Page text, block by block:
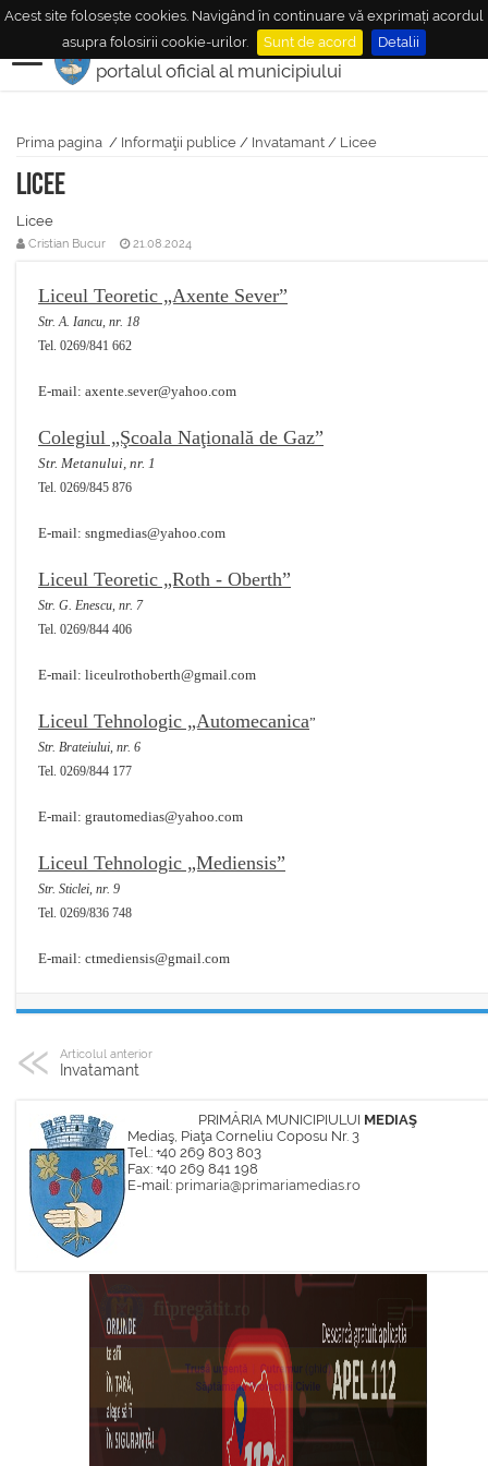
Acest site folosește cookies. Navigând în continuare vă exprimați acordul
asupra folosirii cookie-urilor.
Sunt de acord Detalii
MUNICIPIULMEDIAŞ
portalul oficial al municipiului
Prima pagina / Informaţii publice / Invatamant / Licee
Licee
Licee
Cristian Bucur 21.08.2024
Liceul Teoretic „Axente Sever”
Str. A. Iancu, nr. 18
Tel. 0269/841 662
E-mail: axente.sever@yahoo.com
Colegiul „Şcoala Naţională de Gaz”
Str. Metanului, nr. 1
Tel. 0269/845 876
E-mail: sngmedias@yahoo.com
Liceul Teoretic „Roth - Oberth”
Str. G. Enescu, nr. 7
Tel. 0269/844 406
E-mail: liceulrothoberth@gmail.com
Liceul Tehnologic „Automecanica”
Str. Brateiului, nr. 6
Tel. 0269/844 177
E-mail: grautomedias@yahoo.com
Liceul Tehnologic „Mediensis”
Str. Sticlei, nr. 9
Tel. 0269/836 748
E-mail: ctmediensis@gmail.com
Articolul anterior
Invatamant
PRIMĂRIA MUNICIPIULUI MEDIAŞ
Mediaş, Piaţa Corneliu Coposu Nr. 3
Tel.: +40 269 803 803
Fax: +40 269 841 198
E-mail: primaria@primariamedias.ro